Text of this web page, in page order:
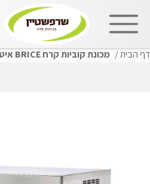
שִׂים
דף הבית/ מכונת קוביות קרח BRICE איטליה דגם EFM200